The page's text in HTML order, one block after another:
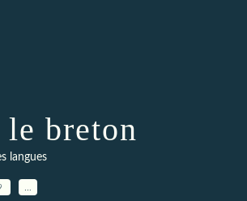
breton
langues